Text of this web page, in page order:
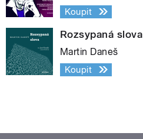
Koupit
Rozsypaná slova
Martin Daneš
Koupit